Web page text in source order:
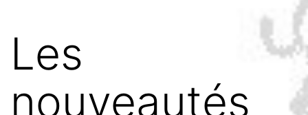
Les
nouveautés